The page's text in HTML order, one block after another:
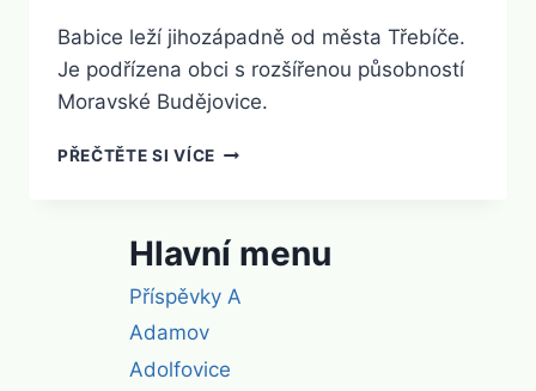
Babice leží jihozápadně od města Třebíče.
Je podřízena obci s rozšířenou působností
Moravské Budějovice.
PŘEČTĚTE SI VÍCEBABICE
Hlavní menu
Příspěvky A
Adamov
Adolfovice